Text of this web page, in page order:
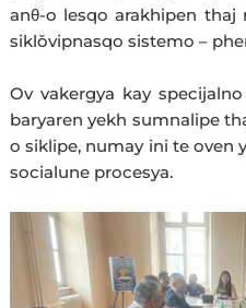
anθ-o lesqo arakhipen thaj
siklǒvipnasqo sistemo –
Ov vakergya kay
baryaren yekh sumnalipe
o siklipe, numay ini te oven
socialune procesya.